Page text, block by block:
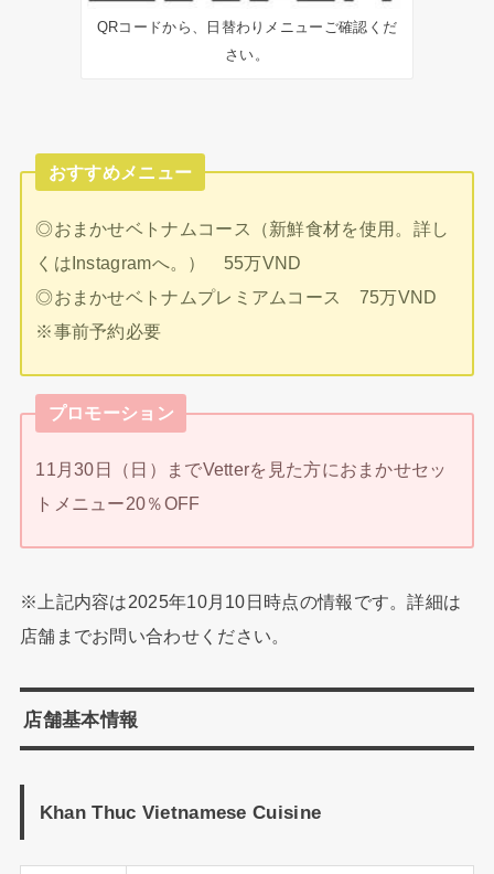
QRコードから、日替わりメニューご確認くだ
さい。
おすすめメニュー
◎おまかせベトナムコース（新鮮食材を使用。詳し
くはInstagramへ。） 55万VND
◎おまかせベトナムプレミアムコース 75万VND
※事前予約必要
プロモーション
11月30日（日）までVetterを見た方におまかせセッ
トメニュー20％OFF
※上記内容は2025年10月10日時点の情報です。詳細は
店舗までお問い合わせください。
店舗基本情報
Khan Thuc Vietnamese Cuisine